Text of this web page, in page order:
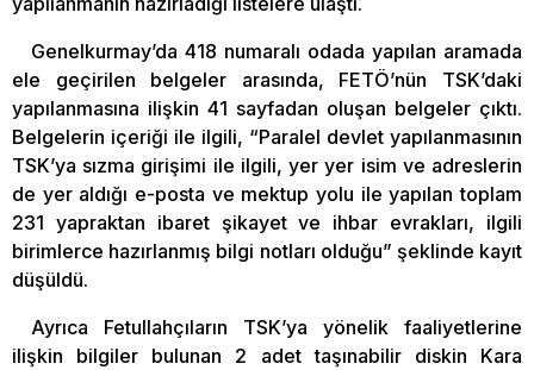
Genelkurmay’da 418 numaralı odada yapılan aramada
ele geçirilen belgeler arasında, FETÖ’nün TSK’daki
yapılanmasına ilişkin 41 sayfadan oluşan belgeler çıktı.
Belgelerin içeriği ile ilgili, “Paralel devlet yapılanmasının
TSK’ya sızma girişimi ile ilgili, yer yer isim ve adreslerin
de yer aldığı e-posta ve mektup yolu ile yapılan toplam
231 yapraktan ibaret şikayet ve ihbar evrakları, ilgili
birimlerce hazırlanmış bilgi notları olduğu” şeklinde kayıt
düşüldü.
Ayrıca Fetullahçıların TSK’ya yönelik faaliyetlerine
ilişkin bilgiler bulunan 2 adet taşınabilir diskin Kara